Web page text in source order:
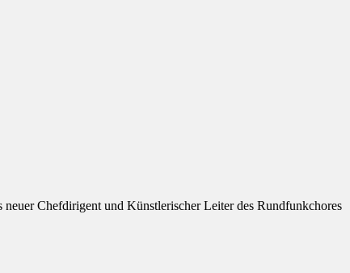
Chefdirigent und Künstlerischer Leiter des Rundfunkchores